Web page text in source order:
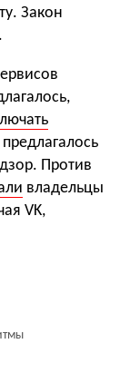
Закон
Против
владельцы
VK,